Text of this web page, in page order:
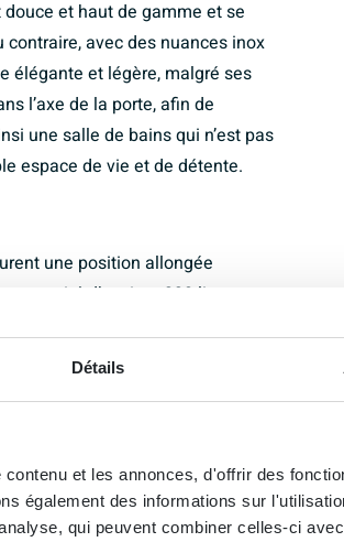
Détails
et les annonces, d'offrir des
également des informations sur
qui peuvent combiner celles-ci
et haut de gamme et se
avec des nuances inox
élégante et légère, malgré ses
l’axe de la porte, afin de
une salle de bains qui n’est pas
espace de vie et de détente.
une position allongée
d’environ 230 litres,
sans surconsommation
plus relaxant : vous n’avez
sur la bonde. Comme la
facilement et disposer de
rapide mise en forme ou d’une